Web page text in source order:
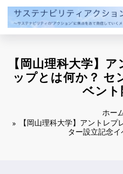
ン
【岡山理科大学】
ップとは何か？ セ
ベン
ホー
【岡山理科大学】アントレ
ター設立記念